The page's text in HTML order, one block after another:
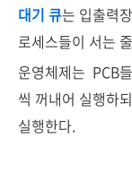
대기 큐는 입출력
로세스들이 서는
운영체제는 PCB
씩 꺼내어 실행하
실행한다.